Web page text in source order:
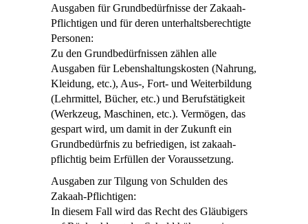
Ausgaben für Grundbedürfnisse der Zakaah-
Pflichtigen und für deren unterhaltsberechtigte
Personen:
Zu den Grundbedürfnissen zählen alle
Ausgaben für Lebenshaltungskosten (Nahrung,
Kleidung, etc.), Aus-, Fort- und Weiterbildung
(Lehrmittel, Bücher, etc.) und Berufstätigkeit
(Werkzeug, Maschinen, etc.). Vermögen, das
gespart wird, um damit in der Zukunft ein
Grundbedürfnis zu befriedigen, ist zakaah-
pflichtig beim Erfüllen der Voraussetzung.
Ausgaben zur Tilgung von Schulden des
Zakaah-Pflichtigen:
In diesem Fall wird das Recht des Gläubigers